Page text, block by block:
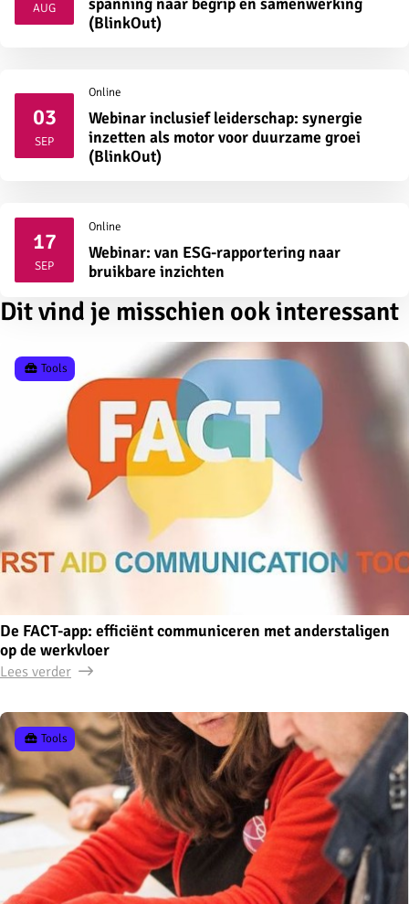
AUG
(BlinkOut)
03
SEP2026
Online
Webinar inclusief leiderschap: synergie
inzetten als motor voor duurzame groei
(BlinkOut)
17
SEP2026
Online
Webinar: van ESG-rapportering naar
bruikbare inzichten
Dit vind je misschien ook interessant
De FACT-app: efficiënt communiceren met anderstaligen
op de werkvloer
Tools
Lees verder
Tools